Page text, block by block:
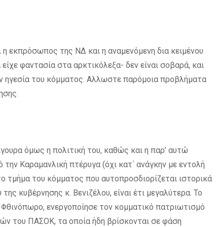
εκπρόσωπος της ΝΔ και η αναμενόμενη δια κειμένου
φαντασία στα αρκτικόλεξα- δεν είναι σοβαρά, και
ηγεσία του κόμματος. Αλλωστε παρόμοια προβλήματα
όμως η πολιτική του, καθώς και η παρ’ αυτώ
Καραμανλική πτέρυγα (όχι κατ΄ ανάγκην με εντολή
του κόμματος που αυτοπροσδιορίζεται ιστορικά
κυβέρνησης κ. Βενιζέλου, είναι έτι μεγαλύτερα. Το
Φθινόπωρο, ενεργοποίησε τον κομματικό πατριωτισμό
του ΠΑΣΟΚ, τα οποία ήδη βρίσκονται σε φάση